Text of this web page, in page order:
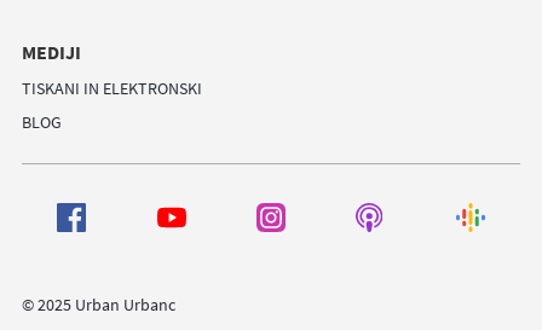
MEDIJI
TISKANI IN ELEKTRONSKI
BLOG
© 2025 Urban Urbanc